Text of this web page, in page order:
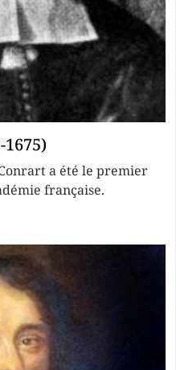
a été le premier
française.